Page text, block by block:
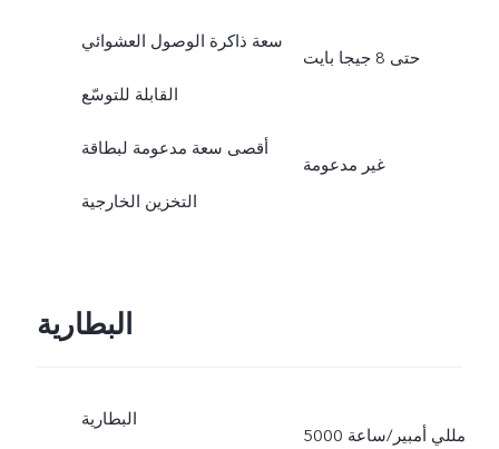
سعة ذاكرة الوصول العشوائي
القابلة للتوسّع
حتى 8 جيجا بايت
أقصى سعة مدعومة لبطاقة
التخزين الخارجية
غير مدعومة
البطارية
البطارية
5000 مللي أمبير/ساعة